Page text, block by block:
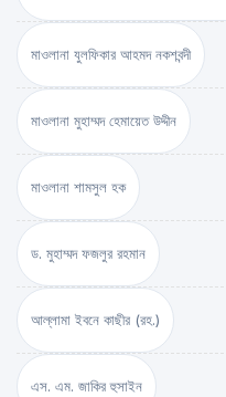
মাওলানা যুলফিকার আহমদ নকশবন্দী
মাওলানা মুহাম্মদ হেমায়েত উদ্দীন
মাওলানা শামসুল হক
ড. মুহাম্মদ ফজলুর রহমান
আল্লামা ইবনে কাছীর (রহ.)
এস. এম. জাকির হুসাইন